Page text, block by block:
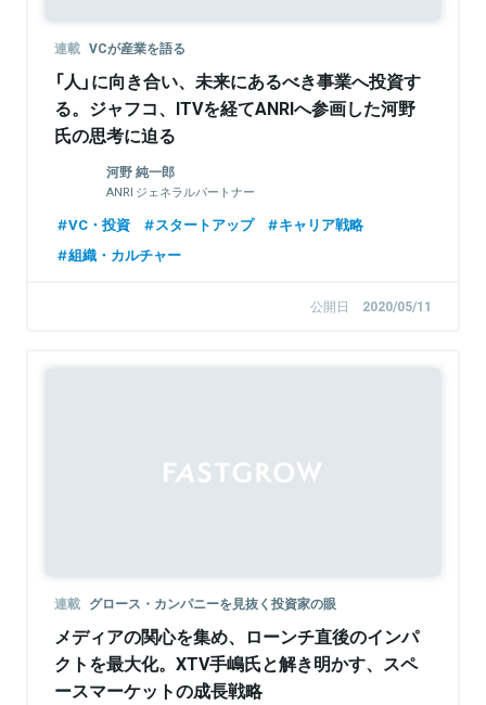
連載 VCが産業を語る
「人」に向き合い、未来にあるべき事業へ投資す
る。ジャフコ、ITVを経てANRIへ参画した河野
氏の思考に迫る
河野 純一郎
ANRI ジェネラルパートナー
VC・投資 スタートアップ
キャリア戦略
組織・カルチャー
公開日 2020/05/11
連載 グロース・カンパニーを見抜く投資家の眼
メディアの関心を集め、ローンチ直後のインパ
クトを最大化。XTV手嶋氏と解き明かす、スペ
ースマーケットの成長戦略